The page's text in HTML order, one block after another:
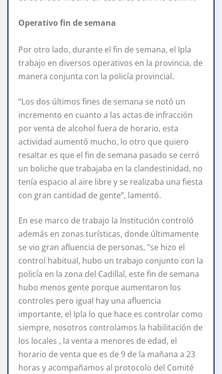
Operativo fin de semana
Por otro lado, durante el fin de semana, el Ipla
trabajo en diversos operativos en la provincia, de
manera conjunta con la policía provincial.
“Los dos últimos fines de semana se notó un
incremento en cuanto a las actas de infracción
por venta de alcohol fuera de horario, esta
actividad aumentó mucho, lo otro que quiero
resaltar es que el fin de semana pasado se cerró
un boliche que trabajaba en la clandestinidad, no
tenía espacio al aire libre y se realizaba una fiesta
con gran cantidad de gente”, lamentó.
En ese marco de trabajo la Institución controló
además en zonas turísticas, donde últimamente
se vio gran afluencia de personas, “se hizo el
control habitual, hubo un trabajo conjunto con la
policía en la zona del Cadillal, este fin de semana
hubo menos gente porque aumentaron los
controles pero igual hay una afluencia
importante, el Ipla lo que hace es controlar como
siempre, nosotros controlamos la habilitación de
los locales , la venta a menores de edad, el
horario de venta que es de 9 de la mañana a 23
horas y acompañamos al protocolo del Comité